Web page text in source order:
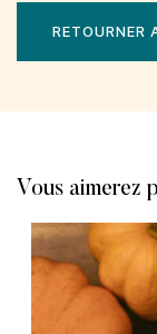
RETOURNER
Vous aimerez